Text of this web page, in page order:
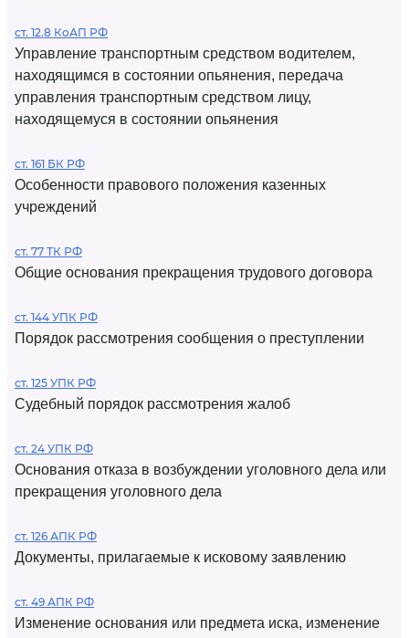
ст. 12.8 КоАП РФ
Управление транспортным средством водителем,
находящимся в состоянии опьянения, передача
управления транспортным средством лицу,
находящемуся в состоянии опьянения
ст. 161 БК РФ
Особенности правового положения казенных
учреждений
ст. 77 ТК РФ
Общие основания прекращения трудового договора
ст. 144 УПК РФ
Порядок рассмотрения сообщения о преступлении
ст. 125 УПК РФ
Судебный порядок рассмотрения жалоб
ст. 24 УПК РФ
Основания отказа в возбуждении уголовного дела или
прекращения уголовного дела
ст. 126 АПК РФ
Документы, прилагаемые к исковому заявлению
ст. 49 АПК РФ
Изменение основания или предмета иска, изменение